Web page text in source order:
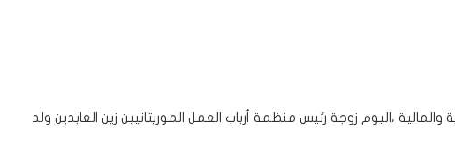
،اليوم زوجة رئيس منظمة أرباب العمل الموريتانيين زين العابدين ولد